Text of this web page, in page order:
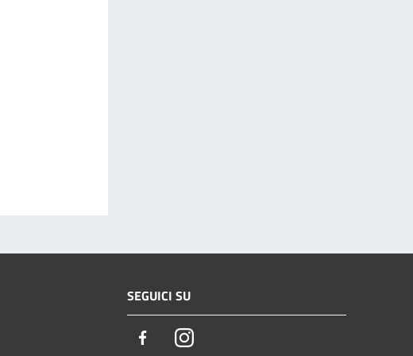
SEGUICI SU
FacebookInstagram